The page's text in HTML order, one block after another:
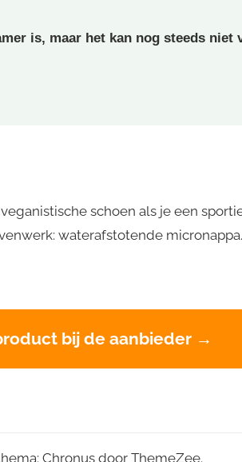
is, maar het kan nog steeds niet
schoen als je een
waterafstotende
bij de aanbieder →
Chronus door ThemeZee.